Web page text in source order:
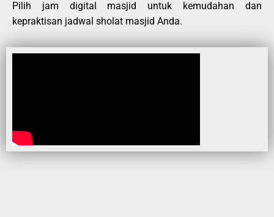
Pilih jam digital masjid untuk kemudahan dan
kepraktisan jadwal sholat masjid Anda.